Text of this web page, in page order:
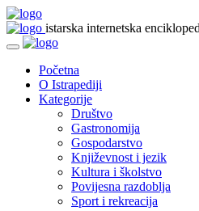
istarska internetska
Početna
O Istrapediji
Kategorije
Društvo
Gastronomija
Gospodarstvo
Književnost i jezik
Kultura i školstvo
Povijesna razdoblja
Sport i rekreacija